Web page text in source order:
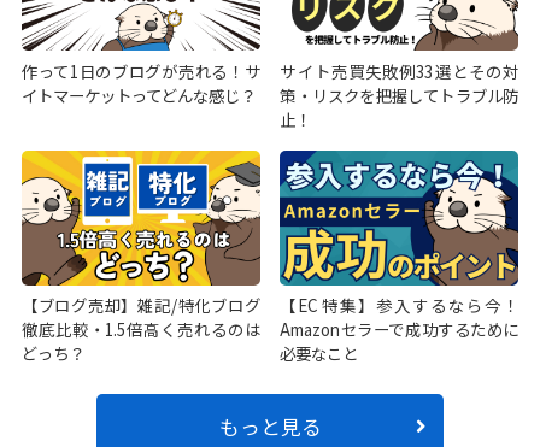
作って1日のブログが売れる！サ
イトマーケットってどんな感じ？
サイト売買失敗例33選とその対
策・リスクを把握してトラブル防
止！
【ブログ売却】雑記/特化ブログ
徹底比較・1.5倍高く売れるのは
どっち？
【EC特集】参入するなら今！
Amazonセラーで成功するために
必要なこと
もっと見る